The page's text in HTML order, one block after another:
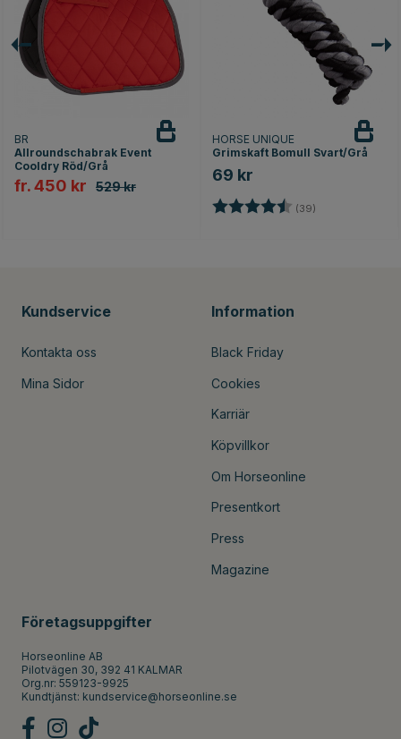
BR
Allroundschabrak Event
Cooldry Röd/Grå
fr. 450 kr 529 kr
HORSE UNIQUE
Grimskaft Bomull Svart/Grå
69 kr
Betyg: (39)
Kundservice
Kontakta oss
Mina Sidor
Information
Black Friday
Cookies
Karriär
Köpvillkor
Om Horseonline
Presentkort
Press
Magazine
Företagsuppgifter
Horseonline AB
Pilotvägen 30, 392 41 KALMAR
Org.nr: 559123-9925
Kundtjänst: kundservice@horseonline.se